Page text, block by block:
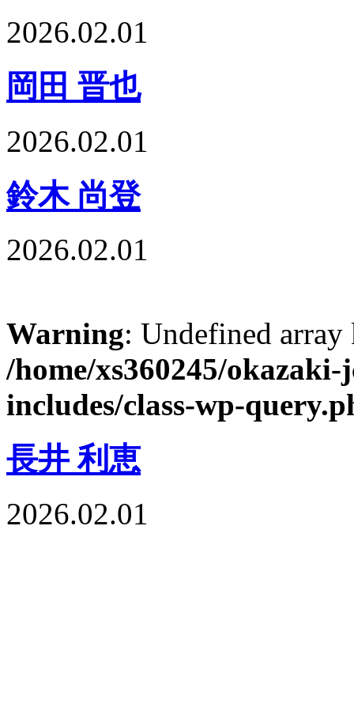
2026.02.01
岡田 晋也
2026.02.01
鈴木 尚登
2026.02.01
Warning: Undefined
/home/xs360245/
includes/class-wp-
長井 利恵
2026.02.01